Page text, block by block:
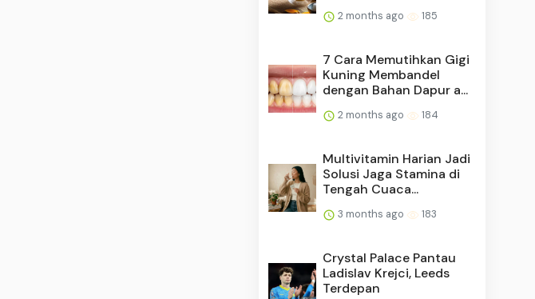
2 months ago 185
7 Cara Memutihkan Gigi
Kuning Membandel
dengan Bahan Dapur a...
2 months ago 184
Multivitamin Harian Jadi
Solusi Jaga Stamina di
Tengah Cuaca...
3 months ago 183
Crystal Palace Pantau
Ladislav Krejci, Leeds
Terdepan